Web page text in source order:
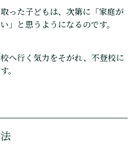
った子どもは、次第に「家庭が
」と思うようになるのです。
へ行く気力をそがれ、不登校に
。